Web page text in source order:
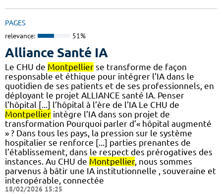
PAGES
relevance: 51%
Alliance Santé IA
Le CHU de Montpellier se transforme de façon
responsable et éthique pour intégrer l’IA dans le
quotidien de ses patients et de ses professionnels, en
déployant le projet ALLIANCE santé IA. Penser
l’hôpital [...] l’hôpital à l’ère de l’IA Le CHU de
Montpellier intègre l’IA dans son projet de
transformation Pourquoi parler d’« hôpital augmenté
» ? Dans tous les pays, la pression sur le système
hospitalier se renforce [...] parties prenantes de
l’établissement, dans le respect des prérogatives des
instances. Au CHU de Montpellier, nous sommes
parvenus à bâtir une IA institutionnelle , souveraine et
interopérable, connectée
18/02/2026 15:25